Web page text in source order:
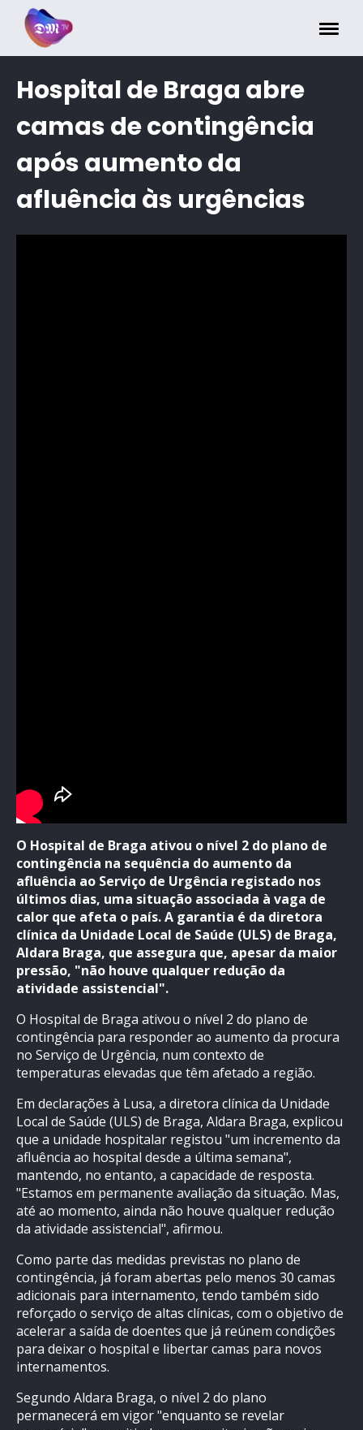
Hospital de Braga abre
camas de contingência
após aumento da
afluência às urgências
O Hospital de Braga ativou o nível 2 do plano de
contingência na sequência do aumento da
afluência ao Serviço de Urgência registado nos
últimos dias, uma situação associada à vaga de
calor que afeta o país. A garantia é da diretora
clínica da Unidade Local de Saúde (ULS) de Braga,
Aldara Braga, que assegura que, apesar da maior
pressão, "não houve qualquer redução da
atividade assistencial".
O Hospital de Braga ativou o nível 2 do plano de
contingência para responder ao aumento da procura
no Serviço de Urgência, num contexto de
temperaturas elevadas que têm afetado a região.
Em declarações à Lusa, a diretora clínica da Unidade
Local de Saúde (ULS) de Braga, Aldara Braga, explicou
que a unidade hospitalar registou "um incremento da
afluência ao hospital desde a última semana",
mantendo, no entanto, a capacidade de resposta.
"Estamos em permanente avaliação da situação. Mas,
até ao momento, ainda não houve qualquer redução
da atividade assistencial", afirmou.
Como parte das medidas previstas no plano de
contingência, já foram abertas pelo menos 30 camas
adicionais para internamento, tendo também sido
reforçado o serviço de altas clínicas, com o objetivo de
acelerar a saída de doentes que já reúnem condições
para deixar o hospital e libertar camas para novos
internamentos.
Segundo Aldara Braga, o nível 2 do plano
permanecerá em vigor "enquanto se revelar
Painel de Gerenciamento de Cookies